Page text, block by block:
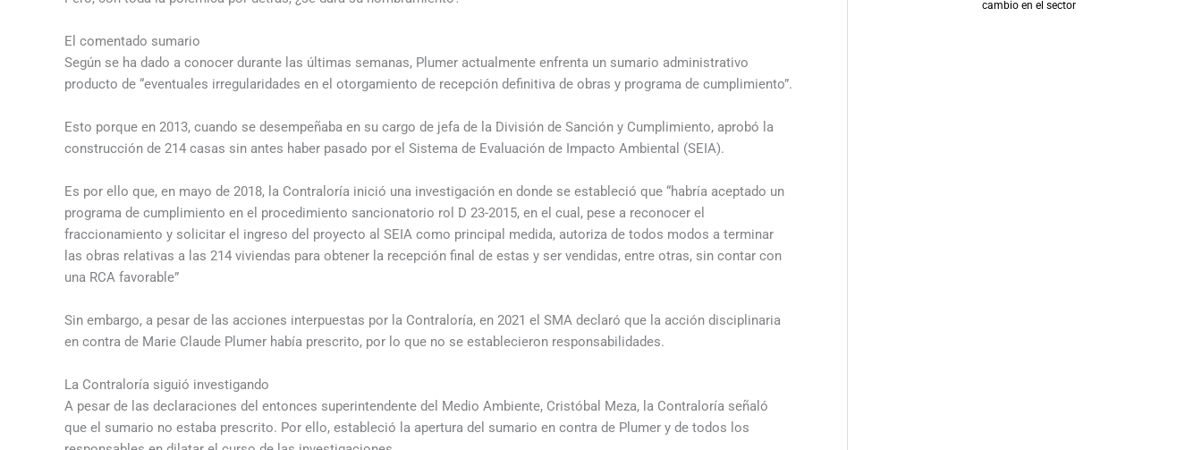
El comentado sumario
Según se ha dado a conocer durante las últimas semanas, Plumer actualmente enfrenta un sumario administrativo
producto de “eventuales irregularidades en el otorgamiento de recepción definitiva de obras y programa de cumplimiento”.
Esto porque en 2013, cuando se desempeñaba en su cargo de jefa de la División de Sanción y Cumplimiento, aprobó la
construcción de 214 casas sin antes haber pasado por el Sistema de Evaluación de Impacto Ambiental (SEIA).
Es por ello que, en mayo de 2018, la Contraloría inició una investigación en donde se estableció que “habría aceptado un
programa de cumplimiento en el procedimiento sancionatorio rol D 23-2015, en el cual, pese a reconocer el
fraccionamiento y solicitar el ingreso del proyecto al SEIA como principal medida, autoriza de todos modos a terminar
las obras relativas a las 214 viviendas para obtener la recepción final de estas y ser vendidas, entre otras, sin contar con
una RCA favorable”
Sin embargo, a pesar de las acciones interpuestas por la Contraloría, en 2021 el SMA declaró que la acción disciplinaria
en contra de Marie Claude Plumer había prescrito, por lo que no se establecieron responsabilidades.
La Contraloría siguió investigando
A pesar de las declaraciones del entonces superintendente del Medio Ambiente, Cristóbal Meza, la Contraloría señaló
que el sumario no estaba prescrito. Por ello, estableció la apertura del sumario en contra de Plumer y de todos los
cambio en el sector